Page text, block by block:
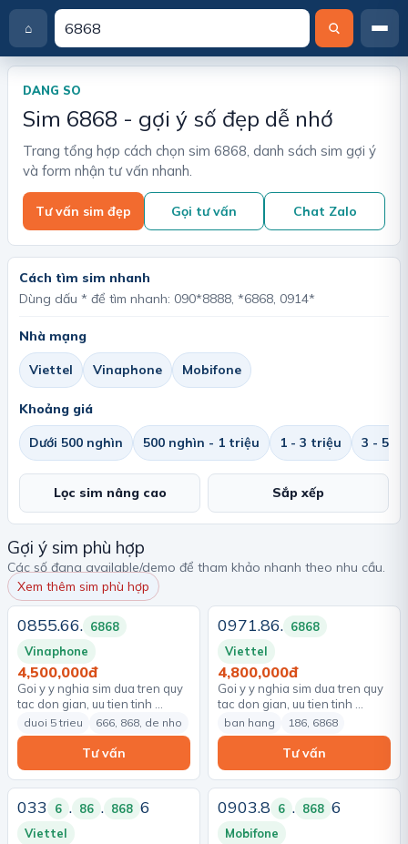
⌂
T
r
n
g
h
ủ
DANG SO
Sim 6868 - gợi ý số đẹp dễ nhớ
Trang tổng hợp cách chọn sim 6868, danh sách sim gợi ý
và form nhận tư vấn nhanh.
Tư vấn sim đẹp Gọi tư vấn Chat Zalo
Cách tìm sim nhanh
Dùng dấu * để tìm nhanh: 090*8888, *6868, 0914*
Nhà mạng
Viettel Vinaphone Mobifone
Khoảng giá
Dưới 500 nghìn 500 nghìn - 1 triệu 1 - 3 triệu 3 - 5
Lọc sim nâng cao Sắp xếp
Gợi ý sim phù hợp
Các số đang available/demo để tham khảo nhanh theo nhu cầu.
Xem thêm sim phù hợp
0855.66. 6868
Vinaphone
4,500,000đ
Goi y y nghia sim dua tren quy
tac don gian, uu tien tinh …
duoi 5 trieu 666, 868, de nho
Tư vấn
0971.86. 6868
Viettel
4,800,000đ
Goi y y nghia sim dua tren quy
tac don gian, uu tien tinh …
ban hang 186, 6868
Tư vấn
033 6 . 86 . 868 6
Viettel
0903.8 6 . 868 6
Mobifone